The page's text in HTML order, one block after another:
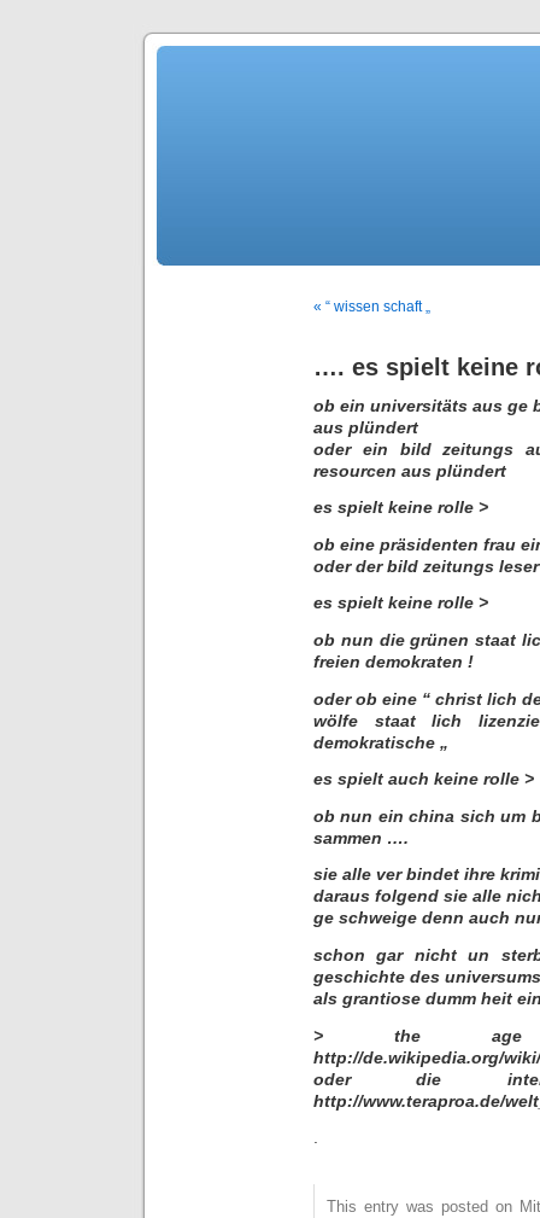
« “ wissen schaft „
…. es spielt keine
ob ein universitäts aus ge
aus plündert
oder ein bild zeitungs
resourcen aus plündert
es spielt keine rolle >
ob eine präsidenten frau
oder der bild zeitungs
es spielt keine rolle >
ob nun die grünen staat
freien demokraten !
oder ob eine “ christ lich
wölfe staat lich
demokratische „
es spielt auch keine rolle >
ob nun ein china sich um
sammen ….
sie alle ver bindet ihre
daraus folgend sie alle
ge schweige denn auch
schon gar nicht un
geschichte des universums
als grantiose dumm heit
> the
http://de.wikipedia.org/
oder die
http://www.teraproa.de/
This entry was posted on